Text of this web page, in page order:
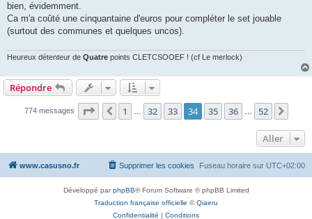
bien, évidemment.
Ca m'a coûté une cinquantaine d'euros pour compléter le set jouable
(surtout des communes et quelques uncos).
Heureux détenteur de Quatre points CLETCSOOEF ! (cf Le merlock)
Répondre
774 messages Page 34 sur 52
Précédent
1 32 33 34 35 36 52
Aller
www.casusno.fr Fuseau horaire sur UTC+02:00
Supprimer les cookies
Développé parphpBB® Forum Software © phpBB Limited
Traduction française officielle ©Qiaeru
Confidentialité | Conditions